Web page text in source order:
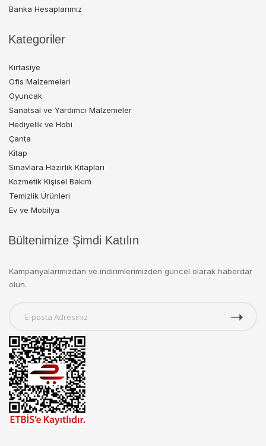
Banka Hesaplarımız
Kategoriler
Kırtasiye
Ofis Malzemeleri
Oyuncak
Sanatsal ve Yardımcı Malzemeler
Hediyelik ve Hobi
Çanta
Kitap
Sınavlara Hazırlık Kitapları
Kozmetik Kişisel Bakım
Temizlik Ürünleri
Ev ve Mobilya
Bültenimize Şimdi Katılın
Kampanyalarımızdan ve indirimlerimizden güncel olarak haberdar
olun.